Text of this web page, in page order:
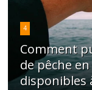
4
Comment
de pêche
disponibles